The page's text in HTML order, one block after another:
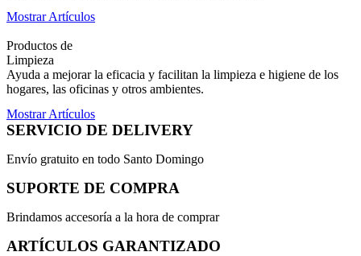
Mostrar Artículos
Productos de
Limpieza
Ayuda a mejorar la eficacia y facilitan la limpieza e higiene de los
hogares, las oficinas y otros ambientes.
Mostrar Artículos
SERVICIO DE DELIVERY
Envío gratuito en todo Santo Domingo
SUPORTE DE COMPRA
Brindamos accesoría a la hora de comprar
ARTÍCULOS GARANTIZADO